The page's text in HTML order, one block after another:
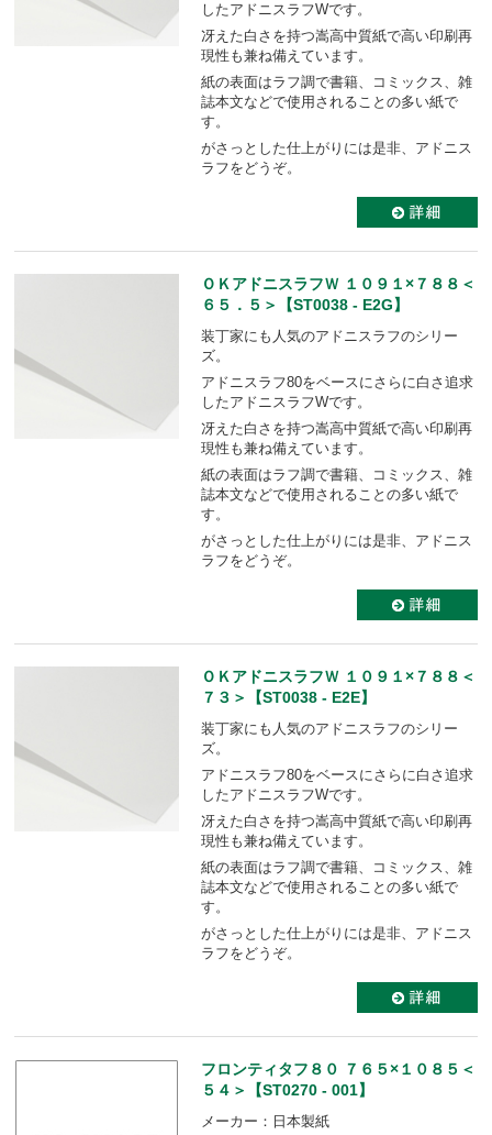
したアドニスラフWです。
冴えた白さを持つ嵩高中質紙で高い印刷再
現性も兼ね備えています。
紙の表面はラフ調で書籍、コミックス、雑
誌本文などで使用されることの多い紙で
す。
がさっとした仕上がりには是非、アドニス
ラフをどうぞ。
ＯＫアドニスラフＷ １０９１×７８８＜
６５．５＞【ST0038 - E2G】
装丁家にも人気のアドニスラフのシリー
ズ。
アドニスラフ80をベースにさらに白さ追求
したアドニスラフWです。
冴えた白さを持つ嵩高中質紙で高い印刷再
現性も兼ね備えています。
紙の表面はラフ調で書籍、コミックス、雑
誌本文などで使用されることの多い紙で
す。
がさっとした仕上がりには是非、アドニス
ラフをどうぞ。
ＯＫアドニスラフＷ １０９１×７８８＜
７３＞【ST0038 - E2E】
装丁家にも人気のアドニスラフのシリー
ズ。
アドニスラフ80をベースにさらに白さ追求
したアドニスラフWです。
冴えた白さを持つ嵩高中質紙で高い印刷再
現性も兼ね備えています。
紙の表面はラフ調で書籍、コミックス、雑
誌本文などで使用されることの多い紙で
す。
がさっとした仕上がりには是非、アドニス
ラフをどうぞ。
フロンティタフ８０ ７６５×１０８５＜
５４＞【ST0270 - 001】
メーカー：日本製紙